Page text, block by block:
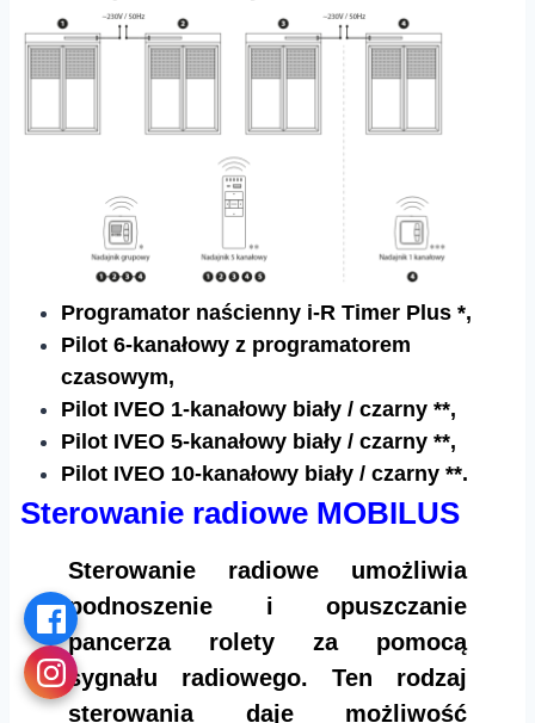
Programator naścienny i-R Timer Plus *,
Pilot 6-kanałowy z programatorem
czasowym,
Pilot IVEO 1-kanałowy biały / czarny **,
Pilot IVEO 5-kanałowy biały / czarny **,
Pilot IVEO 10-kanałowy biały / czarny **.
Sterowanie radiowe MOBILUS
Sterowanie radiowe umożliwia
podnoszenie i opuszczanie
pancerza rolety za pomocą
sygnału radiowego. Ten rodzaj
sterowania daje możliwość